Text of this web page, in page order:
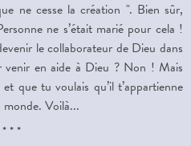
ne cesse la création ". Bien sûr,
ne s’était marié pour cela !
le collaborateur de Dieu dans
venir en aide à Dieu ? Non ! Mais
que tu voulais qu’il t’appartienne
Voilà...
* * *